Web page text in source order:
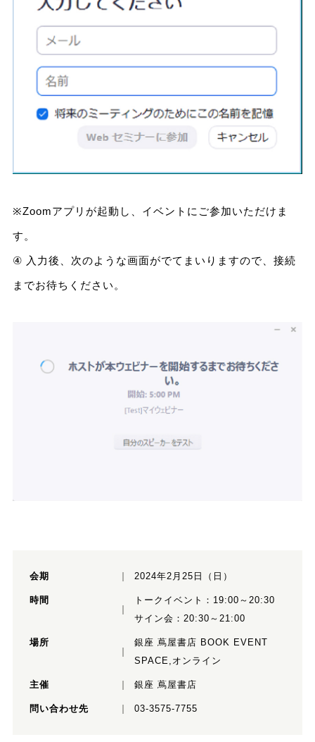
※Zoomアプリが起動し、イベントにご参加いただけま
す。
④ 入力後、次のような画面がでてまいりますので、接続
までお待ちください。
会期 2024年2月25日（日）
時間
​​​​​​​トークイベント：19:00～20:30
サイン会：20:30～21:00
場所
銀座 蔦屋書店 BOOK EVENT
SPACE,オンライン
主催 銀座 蔦屋書店
問い合わせ先 03-3575-7755